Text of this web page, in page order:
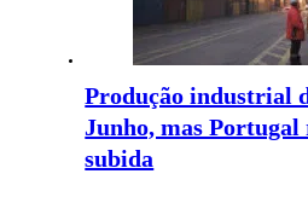
Produção industrial
Junho, mas Portugal
subida